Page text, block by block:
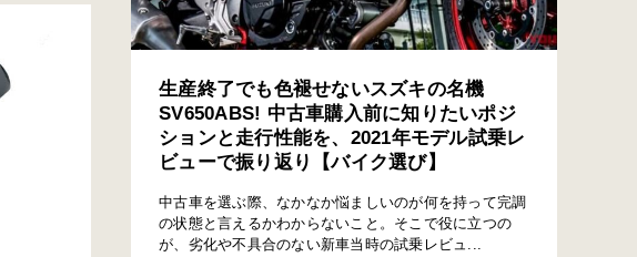
生産終了でも色褪せないスズキの名機
SV650ABS! 中古車購入前に知りたいポジ
ションと走行性能を、2021年モデル試乗レ
ビューで振り返り【バイク選び】
中古車を選ぶ際、なかなか悩ましいのが何を持って完調
の状態と言えるかわからないこと。そこで役に立つの
が、劣化や不具合のない新車当時の試乗レビュ...